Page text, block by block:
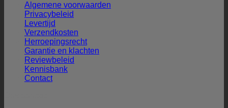
Algemene voorwaarden
Privacybeleid
Levertijd
Verzendkosten
Herroepingsrecht
Garantie en klachten
Reviewbeleid
Kennisbank
Contact